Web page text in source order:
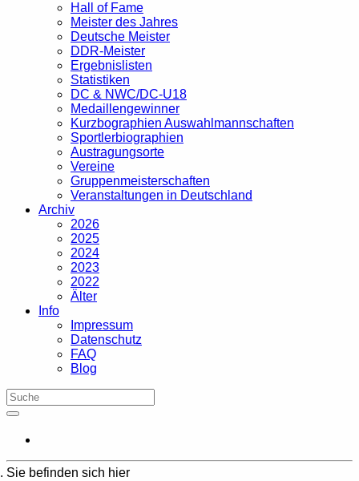
Hall of Fame
Meister des Jahres
Deutsche Meister
DDR-Meister
Ergebnislisten
Statistiken
DC & NWC/DC-U18
Medaillengewinner
Kurzbographien Auswahlmannschaften
Sportlerbiographien
Austragungsorte
Vereine
Gruppenmeisterschaften
Veranstaltungen in Deutschland
Archiv
2026
2025
2024
2023
2022
Älter
Info
Impressum
Datenschutz
FAQ
Blog
Sie befinden sich hier